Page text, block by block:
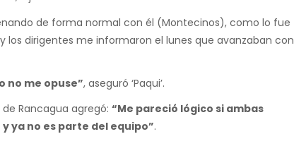
de forma normal con él (Montecinos), como lo fue
los dirigentes me informaron el lunes que avanzaban con
no me opuse”, aseguró ‘Paqui’.
Rancagua agregó: “Me pareció lógico si ambas
ya no es parte del equipo”.